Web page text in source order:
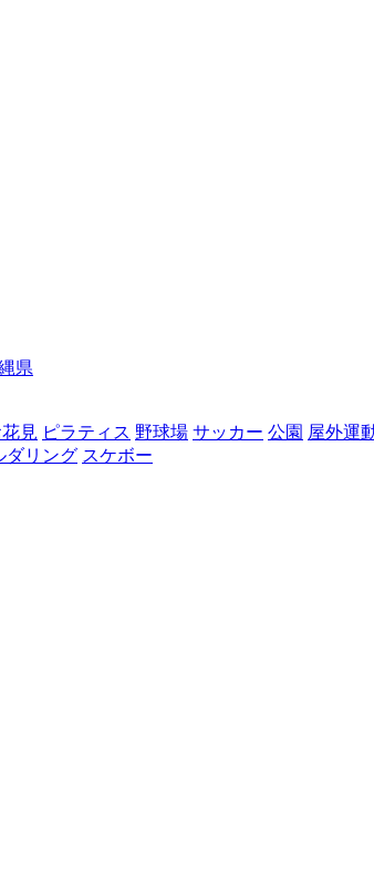
県
見 ピラティス 野球場 サッカー 公園 屋外運
ダリング スケボー